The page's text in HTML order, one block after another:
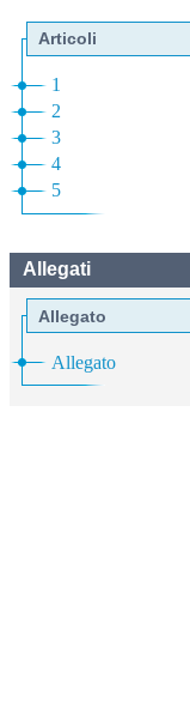
Articoli
1
2
3
4
5
Allegati
Allegato
Allegato